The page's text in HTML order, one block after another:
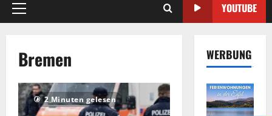
YOUTUBE
Bremen
2 Minuten gelesen
WERBUNG